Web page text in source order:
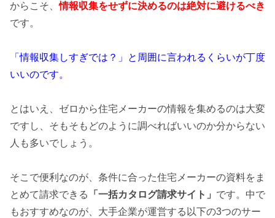
からこそ、情報収集をせずに決めるのは絶対に避けるべき
です。
「情報収集しすぎでは？」と周囲に言われるくらいが丁度
いいのです。
とはいえ、ゼロから住宅メーカーの情報を集めるのは大変
ですし、そもそもどのように調べればいいのか分からない
人も多いでしょう。
そこで便利なのが、条件に合った住宅メーカーの資料をま
とめて請求できる
「一括カタログ請求サイト」 です。中で
もおすすめなのが、大手企業が運営する以下の3つのサー